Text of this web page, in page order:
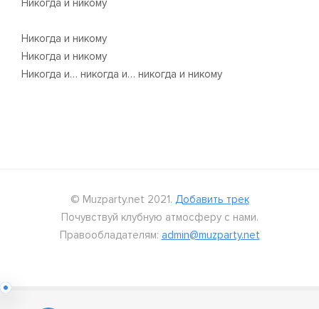
Никогда и никому
Никогда и никому
Никогда и никому
Никогда и… никогда и… никогда и никому
© Muzparty.net 2021. Добавить трек
Почувствуй клубную атмосферу с нами.
Правообладателям: admin@muzparty.net